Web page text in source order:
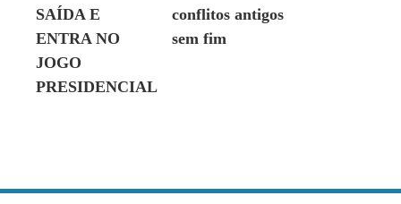
SAÍDA E
ENTRA NO
JOGO
PRESIDENCIAL
conflitos antigos
sem fim